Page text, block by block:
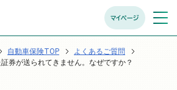
マイページ メニュ
開く
自動車保険TOP
よくあるご質問
券が送られてきません。なぜですか？